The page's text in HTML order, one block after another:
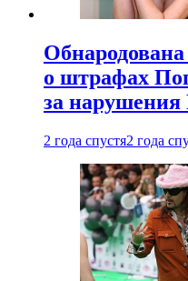
о штрафах
за
2 года спустя2 года